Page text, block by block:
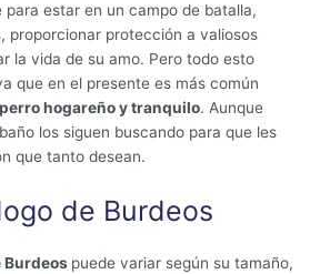
para estar en un campo de batalla,
proporcionar protección a valiosos
la vida de su amo. Pero todo esto
que en el presente es más común
perro hogareño y tranquilo. Aunque
los siguen buscando para que les
que tanto desean.
de Burdeos
Burdeos puede variar según su tamaño,